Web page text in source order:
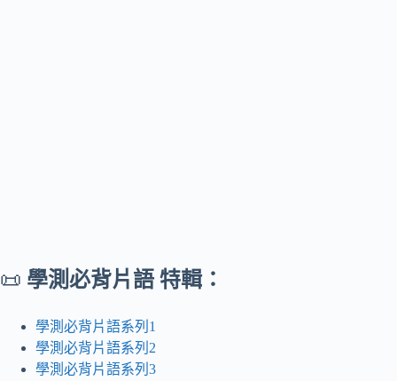
📜 學測必背片語 特輯：
學測必背片語系列1
學測必背片語系列2
學測必背片語系列3